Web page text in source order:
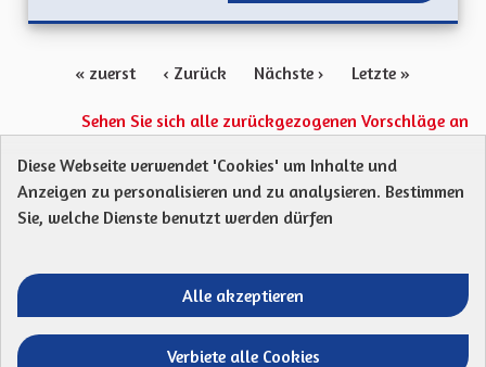
« zuerst ‹ Zurück Nächste › Letzte »
Sehen Sie sich alle zurückgezogenen Vorschläge an
Protection des Données
Charte de contribution
Mentions légales
Was sind Gremien?
Standardtitel für initiatives
Open Data Dateien herunterladen
Entre vos mains - Collectivité
Entre vos mains - Collectivité
Entre vos mains - Collectivité
Entre vos mains -
Diese Webseite verwendet 'Cookies' um Inhalte und
Anzeigen zu personalisieren und zu analysieren. Bestimmen
Sie, welche Dienste benutzt werden dürfen
Alle akzeptieren
Verbiete alle Cookies